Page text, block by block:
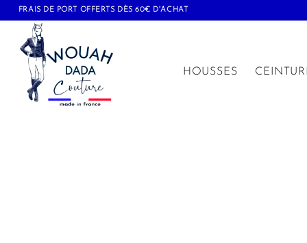
FRAIS DE PORT OFFERTS DÈS 60€ D'ACHAT
HOUSSES